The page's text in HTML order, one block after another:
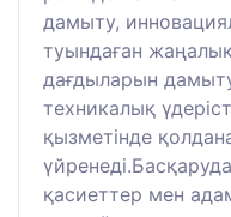
дамыту,
туындаған
дағдыларын
техникалық
қызметінде
қасиеттер мен